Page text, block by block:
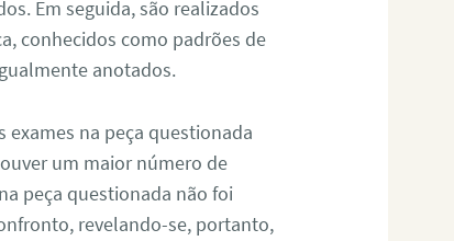
Em seguida, são realizados
conhecidos como padrões de
anotados.
na peça questionada
um maior número de
peça questionada não foi
revelando-se, portanto,